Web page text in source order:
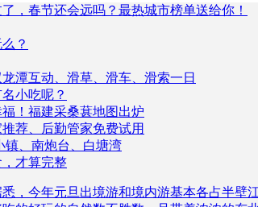
，今年元旦出境游和境内游基本各占半壁